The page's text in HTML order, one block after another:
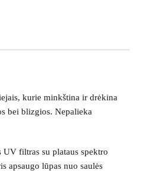
kurie minkština ir drėkina
bei blizgios. Nepalieka
filtras su plataus spektro
apsaugo lūpas nuo saulės